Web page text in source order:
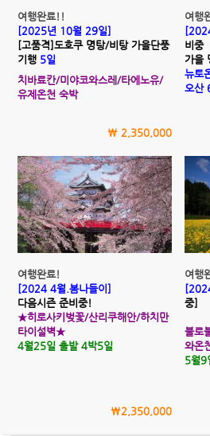
여행완료!!
[2025년 10월 29일]
[고품격]도호쿠 명탕/비탕 가을단풍
기행5일
치바료칸/미야코와스레/타에노유/
유제온천 숙박
\ 2,350,000
여행
비중
가을
뉴토
오산
여행완료!
[2024 4월.봄나들이]
다음시즌 준비중!
★히로사키벚꽃/산리쿠해안/하치만
타이설벽★
4월25일 출발 4박5일
\2,350,000
여행
중]
불로
와온
5월9